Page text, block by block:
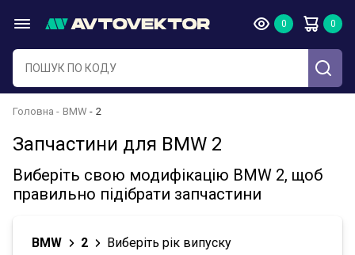
Головна BMW 2
Запчастини для BMW 2
Виберіть свою модифікацію BMW 2, щоб
правильно підібрати запчастини
BMW 2 Виберіть рік випуску